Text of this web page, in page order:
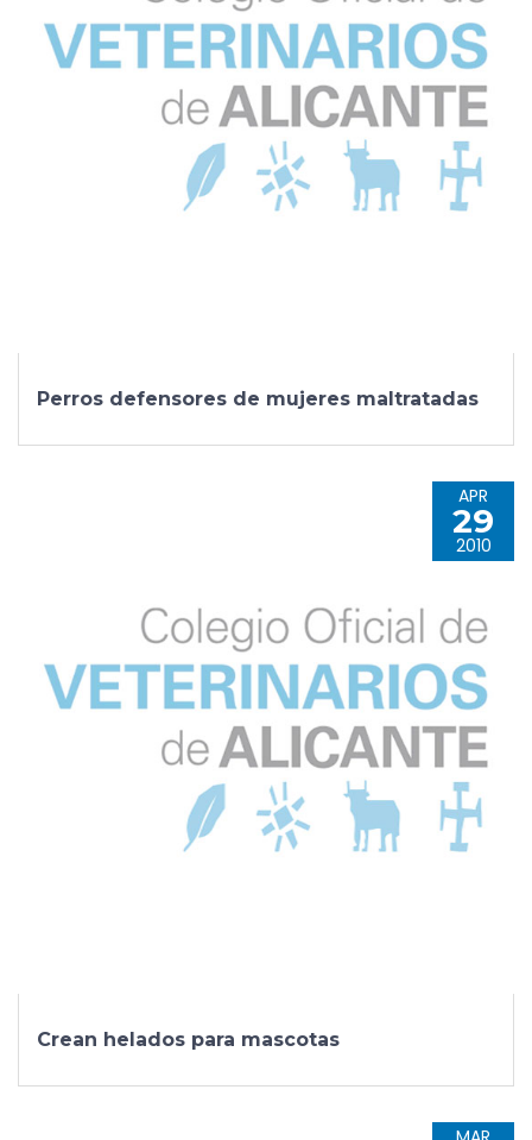
Perros defensores de mujeres maltratadas
APR
29
2010
Crean helados para mascotas